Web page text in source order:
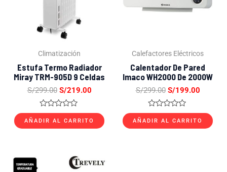
Climatización
Estufa Termo Radiador
Miray TRM-905D 9 Celdas
S/299.00 S/219.00
Valorado
con
0
AÑADIR AL CARRITO
Calefactores Eléctricos
Calentador De Pared
Imaco WH2000 De 2000W
S/299.00 S/199.00
Valorado
con
0
AÑADIR AL CARRITO
precio
precio